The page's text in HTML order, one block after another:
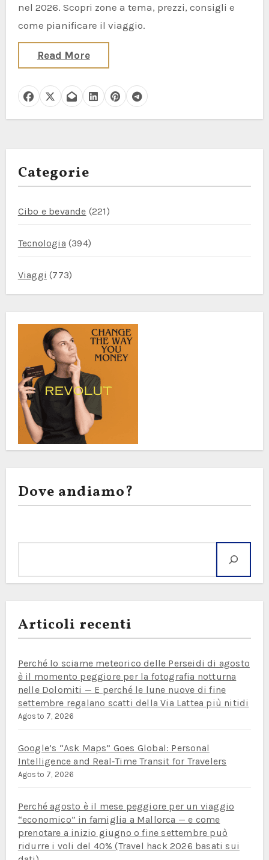
nel 2026. Scopri zone a tema, prezzi, consigli e
come pianificare il viaggio.
Read More
Categorie
Cibo e bevande (221)
Tecnologia (394)
Viaggi (773)
Dove andiamo?
Articoli recenti
Perché lo sciame meteorico delle Perseidi di agosto
è il momento peggiore per la fotografia notturna
nelle Dolomiti — E perché le lune nuove di fine
settembre regalano scatti della Via Lattea più nitidi
Agosto 7, 2026
Google’s “Ask Maps” Goes Global: Personal
Intelligence and Real‑Time Transit for Travelers
Agosto 7, 2026
Perché agosto è il mese peggiore per un viaggio
“economico” in famiglia a Mallorca — e come
prenotare a inizio giugno o fine settembre può
ridurre i voli del 40% (Travel hack 2026 basati sui